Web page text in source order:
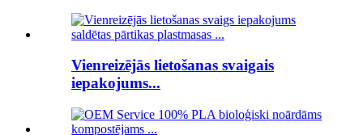
Vienreizējās lietošanas svaigais
iepakojums...